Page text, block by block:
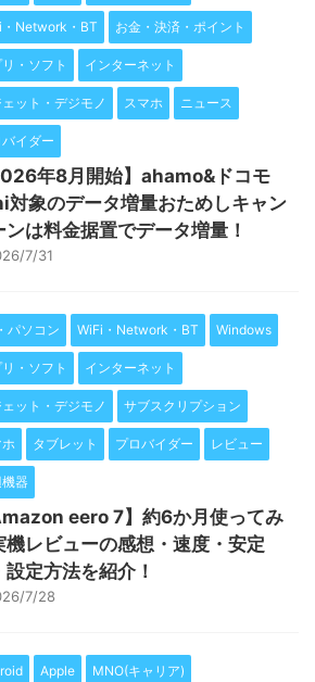
・Network・BT お金・決済・ポイント
・ソフト インターネット
ット・デジモノ スマホ ニュース
イダー
年8月開始】ahamo&ドコモ
対象のデータ増量おためしキャン
ンは料金据置でデータ増量！
7/31
パソコン WiFi・Network・BT Windows
・ソフト インターネット
ット・デジモノ サブスクリプション
ホ タブレット プロバイダー レビュー
器
eero 7】約6か月使ってみ
機レビューの感想・速度・安定
設定方法を紹介！
7/28
Apple MNO(キャリア)